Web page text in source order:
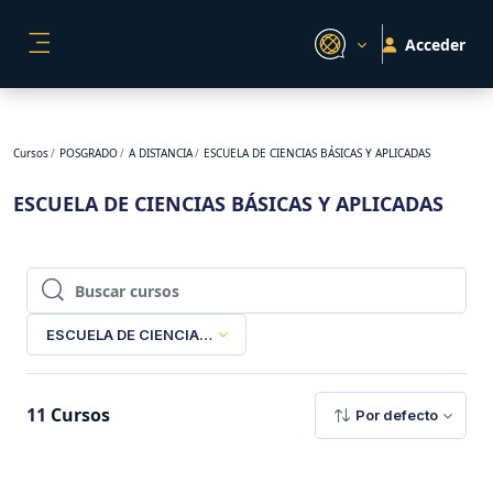
Acceder
Cursos POSGRADO A DISTANCIA ESCUELA DE CIENCIAS BÁSICAS Y APLICADAS
ESCUELA DE CIENCIAS BÁSICAS Y APLICADAS
Buscar cursos
Buscar cursos
ESCUELA DE CIENCIAS BÁSICAS Y APLICADAS
11 Cursos Por defecto